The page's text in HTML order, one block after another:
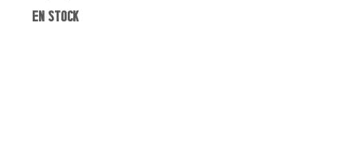
en stock